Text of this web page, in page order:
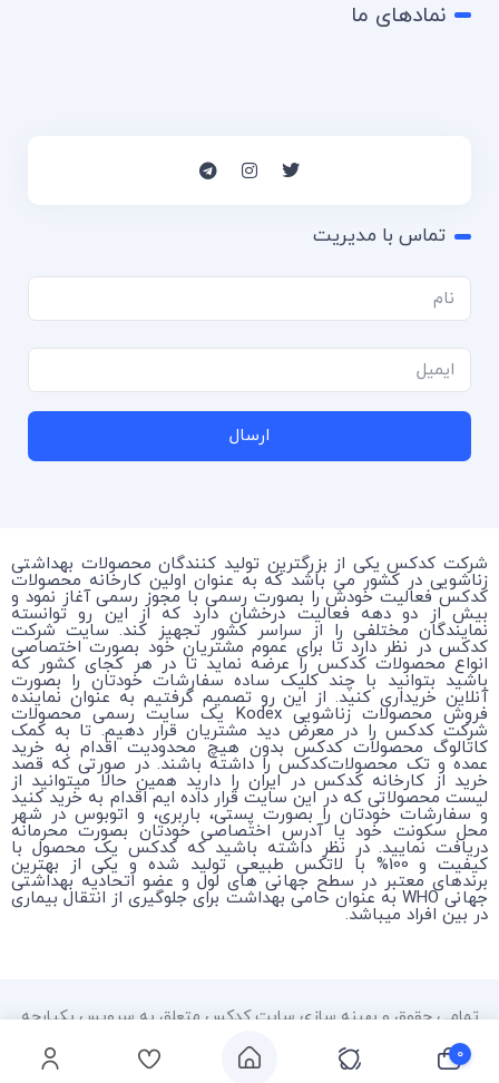
نمادهای ما
تماس با مدیریت
ارسال
شرکت کدکس یکی از بزرگترین تولید کنندگان محصولات بهداشتی
زناشویی در کشور می باشد که به عنوان اولین کارخانه محصولات
کدکس فعالیت خودش را بصورت رسمی با مجوز رسمی آغاز نمود و
بیش از دو دهه فعالیت درخشان دارد که از این رو توانسته
نمایندگان مختلفی را از سراسر کشور تجهیز کند. سایت شرکت
کدکس در نظر دارد تا برای عموم مشتریان خود بصورت اختصاصی
انواع محصولات کدکس را عرضه نماید تا در هر کجای کشور که
باشید بتوانید با چند کلیک ساده سفارشات خودتان را بصورت
آنلاین خریداری کنید. از این رو تصمیم گرفتیم به عنوان نماینده
فروش محصولات زناشویی Kodex یک سایت رسمی محصولات
شرکت کدکس را در معرض دید مشتریان قرار دهیم. تا به کمک
کاتالوگ محصولات کدکس بدون هیچ محدودیت اقدام به خرید
عمده و تک محصولات‌کدکس را داشته باشند. در صورتی که قصد
خرید از کارخانه کدکس در ایران را دارید همین حالا میتوانید از
لیست محصولاتی که در این سایت قرار داده ایم اقدام به خرید کنید
و سفارشات خودتان را بصورت پستی، باربری، و اتوبوس در شهر
محل سکونت خود یا آدرس اختصاصی خودتان بصورت محرمانه
دریافت نمایید. در نظر داشته باشید که کدکس یک محصول با
کیفیت و 100% با لاتکس طبیعی تولید شده و یکی از بهترین
برندهای معتبر در سطح جهانی های لول و عضو اتحادیه بهداشتی
جهانی WHO به عنوان حامی بهداشت برای جلوگیری از انتقال بیماری
در بین افراد میباشد.
تمامی حقوق و بهینه سازی سایت کدکس متعلق به سرویس یکپارچه
۰